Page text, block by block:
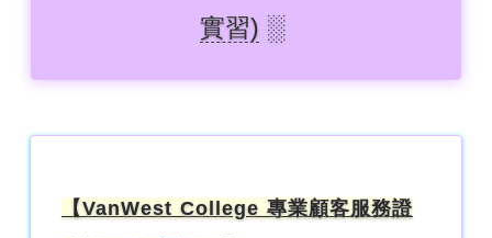
實習) ░
【VanWest College 專業顧客服務證